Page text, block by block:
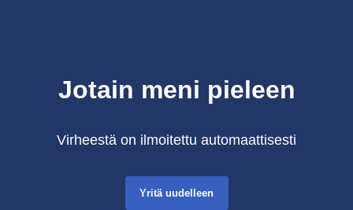
Jotain meni pieleen
Virheestä on ilmoitettu automaattisesti
Yritä uudelleen